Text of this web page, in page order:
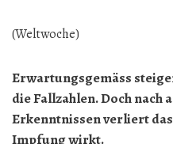
(Weltwoche)
Erwartungsgemäss
die Fallzahlen. Doch nach
Erkenntnissen verliert
Impfung wirkt.